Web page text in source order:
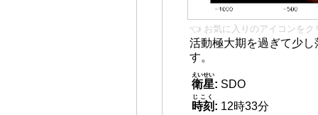
👈 お気に入りのアイコンをク
活動極大期を過ぎて少
す。
衛星
えいせい
: SDO
時刻
じこく
: 12時33分